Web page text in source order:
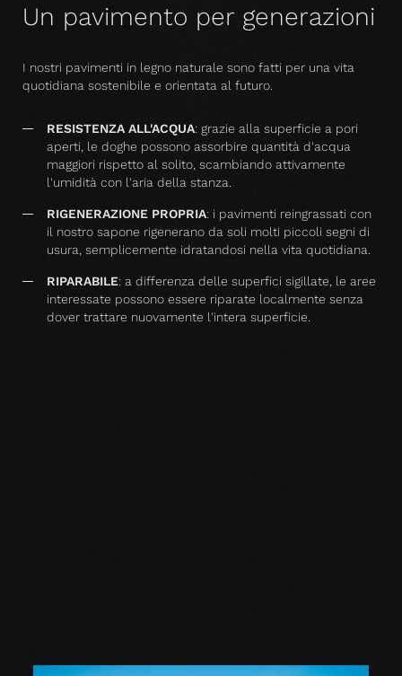
Un pavimento per generazioni
I nostri pavimenti in legno naturale sono fatti per una vita
quotidiana sostenibile e orientata al futuro.
RESISTENZA ALL'ACQUA: grazie alla superficie a pori
aperti, le doghe possono assorbire quantità d'acqua
maggiori rispetto al solito, scambiando attivamente
l'umidità con l'aria della stanza.
RIGENERAZIONE PROPRIA: i pavimenti reingrassati con
il nostro sapone rigenerano da soli molti piccoli segni di
usura, semplicemente idratandosi nella vita quotidiana.
RIPARABILE: a differenza delle superfici sigillate, le aree
interessate possono essere riparate localmente senza
dover trattare nuovamente l'intera superficie.